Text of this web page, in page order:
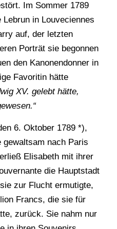
Im Sommer 1789
in Louveciennes
auf, der letzten
Porträt sie begonnen
den Kanonendonner in
Favoritin hätte
XV. gelebt hätte,
6. Oktober 1789 *),
nach Paris
Elisabeth mit ihrer
die Hauptstadt
zur Flucht ermutigte,
Francs, die sie für
zurück. Sie nahm nur